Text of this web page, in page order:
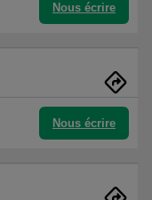
Nous écrire
Nous écrire